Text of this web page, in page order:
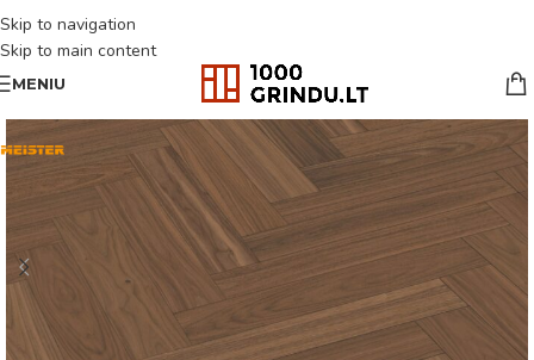
Skip to navigation
Skip to main content
MENIU